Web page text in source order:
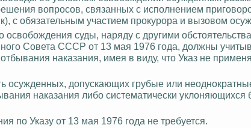
вопросов, связанных с исполнением
с обязательным участием прокурора и вызовом
суды, наряду с другими
Совета СССР от 13 мая 1976 года, должны
наказания, имея в виду, что Указ не
осужденных, допускающих грубые или
наказания либо систематически уклоняющихся
по Указу от 13 мая 1976 года не требуется.